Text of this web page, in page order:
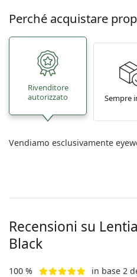
Perché acquistare
Rivenditore
autorizzato
Sempre
Vendiamo esclusivamente
Recensioni su
Black
100 % in base 2